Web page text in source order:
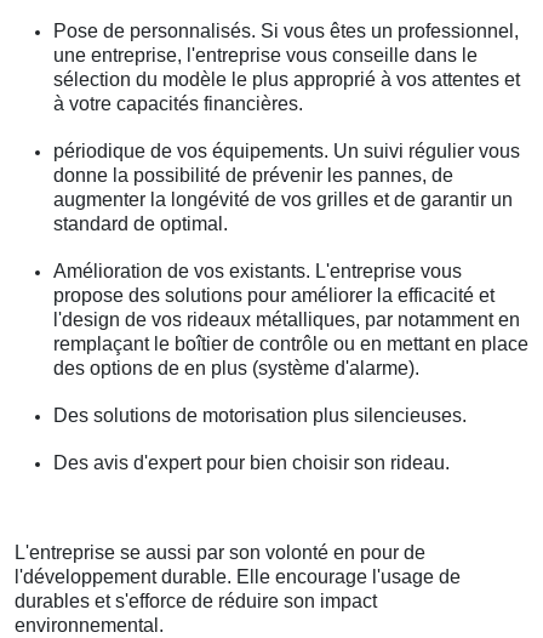
Pose de personnalisés. Si vous êtes un professionnel,
une entreprise, l'entreprise vous conseille dans le
sélection du modèle le plus approprié à vos attentes et
à votre capacités financières.
périodique de vos équipements. Un suivi régulier vous
donne la possibilité de prévenir les pannes, de
augmenter la longévité de vos grilles et de garantir un
standard de optimal.
Amélioration de vos existants. L'entreprise vous
propose des solutions pour améliorer la efficacité et
l'design de vos rideaux métalliques, par notamment en
remplaçant le boîtier de contrôle ou en mettant en place
des options de en plus (système d'alarme).
Des solutions de motorisation plus silencieuses.
Des avis d'expert pour bien choisir son rideau.
L'entreprise se aussi par son volonté en pour de
l'développement durable. Elle encourage l'usage de
durables et s'efforce de réduire son impact
environnemental.